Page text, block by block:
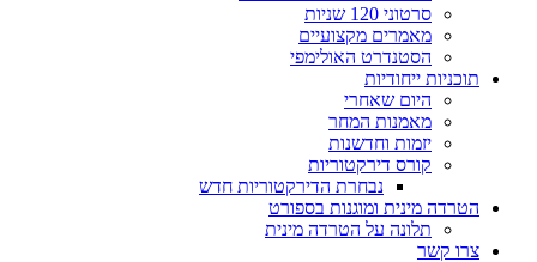
סרטוני 120 שניות
מאמרים מקצועיים
הסטנדרט האולימפי
תוכניות ייחודיות
היום שאחרי
מאמנות המחר
יזמות וחדשנות
קורס דירקטוריות
נבחרת הדירקטוריות חדש
הטרדה מינית ומוגנות בספורט
תלונה על הטרדה מינית
צרו קשר